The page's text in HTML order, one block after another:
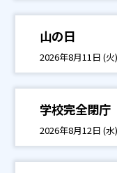
山の日
2026年8月11日 (火)
学校完全閉庁
2026年8月12日 (水)